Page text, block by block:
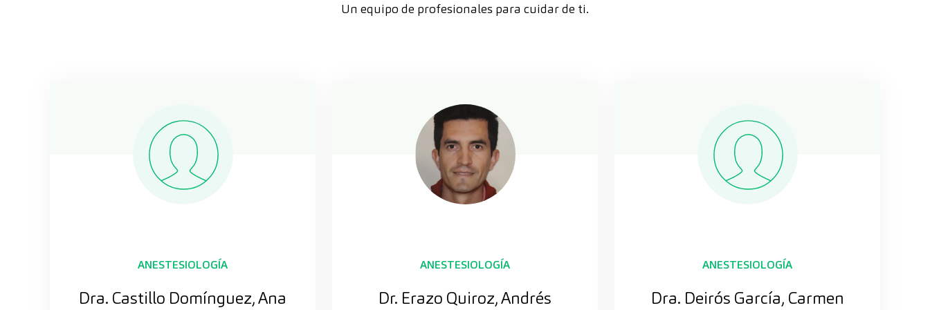
Un equipo de profesionales para cuidar de ti.
ANESTESIOLOGÍA
Dra. Castillo Domínguez, Ana
ANESTESIOLOGÍA
Dr. Erazo Quiroz, Andrés
ANESTESIOLOGÍA
Dra. Deirós García, Carmen